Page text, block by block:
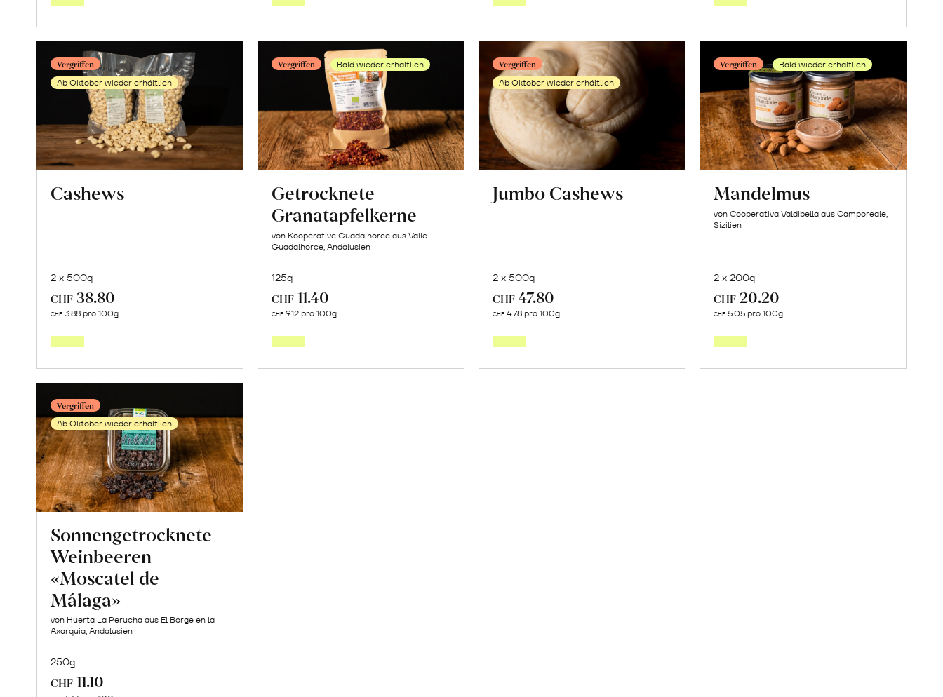
Pistazien
geschält
erfahren
Mandeln
geröstet
erfahren
Hälften
erfahren
erfahren
Vergriffen
Ab Oktober wieder erhältlich
Cashews
2 x 500g
CHF 38.80
CHF 3.88 pro 100g
erfahren
Vergriffen Bald wieder erhältlich
Getrocknete
Granatapfelkerne
von Kooperative Guadalhorce aus Valle
Guadalhorce, Andalusien
125g
CHF 11.40
CHF 9.12 pro 100g
Vergriffen
Ab Oktober wieder erhältlich
Jumbo Cashews
2 x 500g
CHF 47.80
CHF 4.78 pro 100g
Vergriffen Bald wieder erhältlich
Mandelmus
von Cooperativa Valdibella aus Camporeale,
Sizilien
2 x 200g
CHF 20.20
CHF 5.05 pro 100g
Vergriffen
Ab Oktober wieder erhältlich
Sonnengetrocknete
Weinbeeren
«Moscatel de
Málaga»
von Huerta La Perucha aus El Borge en la
Axarquía, Andalusien
250g
CHF 11.10